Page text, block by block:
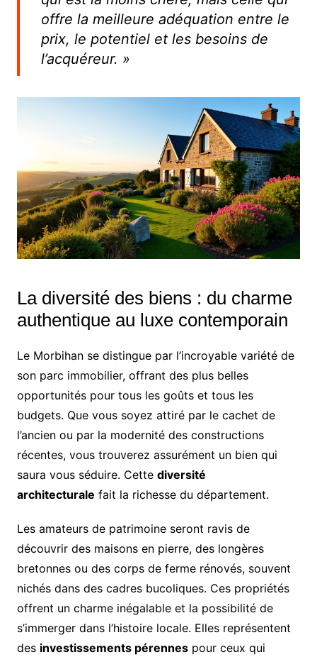
offre la meilleure adéquation entre le
prix, le potentiel et les besoins de
l’acquéreur. »
La diversité des biens : du charme
authentique au luxe contemporain
Le Morbihan se distingue par l’incroyable variété de
son parc immobilier, offrant des plus belles
opportunités pour tous les goûts et tous les
budgets. Que vous soyez attiré par le cachet de
l’ancien ou par la modernité des constructions
récentes, vous trouverez assurément un bien qui
saura vous séduire. Cette diversité
architecturale fait la richesse du département.
Les amateurs de patrimoine seront ravis de
découvrir des maisons en pierre, des longères
bretonnes ou des corps de ferme rénovés, souvent
nichés dans des cadres bucoliques. Ces propriétés
offrent un charme inégalable et la possibilité de
s’immerger dans l’histoire locale. Elles représentent
des investissements pérennespour ceux qui